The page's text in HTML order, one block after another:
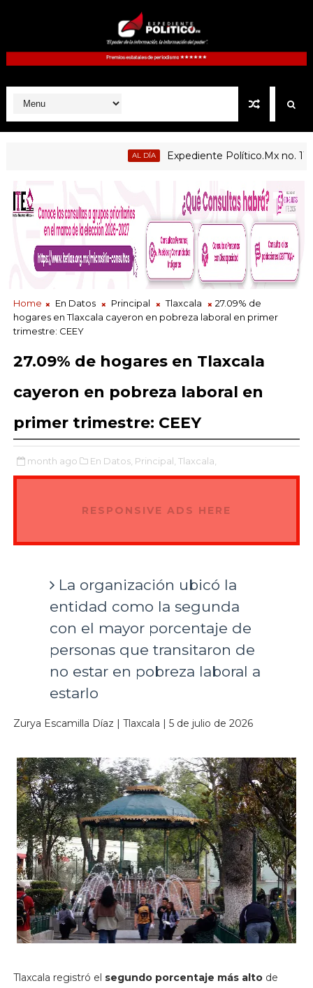
Expediente Político.Mx no. 1125
Home En Datos Principal Tlaxcala
27.09% de
hogares en Tlaxcala cayeron en pobreza laboral en primer
trimestre: CEEY
27.09% de hogares en Tlaxcala
cayeron en pobreza laboral en
primer trimestre: CEEY
month ago En Datos, Principal, Tlaxcala,
RESPONSIVE ADS HERE
La organización ubicó la
entidad como la segunda
con el mayor porcentaje de
personas que transitaron de
no estar en pobreza laboral a
estarlo
Zurya Escamilla Díaz | Tlaxcala | 5 de julio de 2026
Tlaxcala registró el segundo porcentaje más alto de